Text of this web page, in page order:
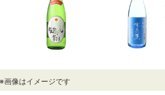
※画像はイメージです